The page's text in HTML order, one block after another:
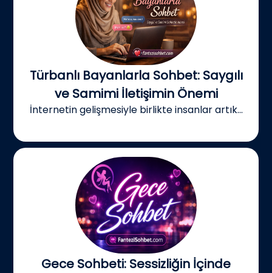
Türbanlı Bayanlarla Sohbet: Saygılı
ve Samimi İletişimin Önemi
İnternetin gelişmesiyle birlikte insanlar artık...
Gece Sohbeti: Sessizliğin İçinde